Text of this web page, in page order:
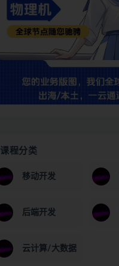
课程分类
移动开发
后端开发
云计算/大数据